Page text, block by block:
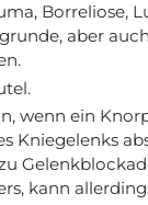
Borreliose,
aber
wenn ein
Kniegelenks
kann